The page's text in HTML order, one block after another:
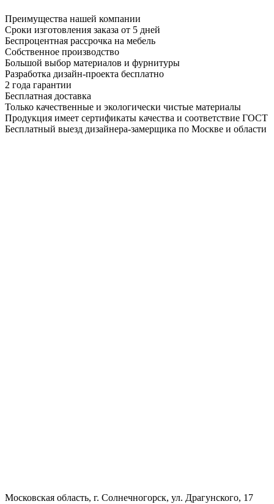
Преимущества нашей компании
Сроки изготовления заказа от 5 дней
Беспроцентная рассрочка на мебель
Собственное производство
Большой выбор материалов и фурнитуры
Разработка дизайн-проекта бесплатно
2 года гарантии
Бесплатная доставка
Только качественные и экологически чистые материалы
Продукция имеет сертификаты качества и соответствие ГОСТ
Бесплатный выезд дизайнера-замерщика по Москве и области
Московская область, г. Солнечногорск, ул. Драгунского, 17